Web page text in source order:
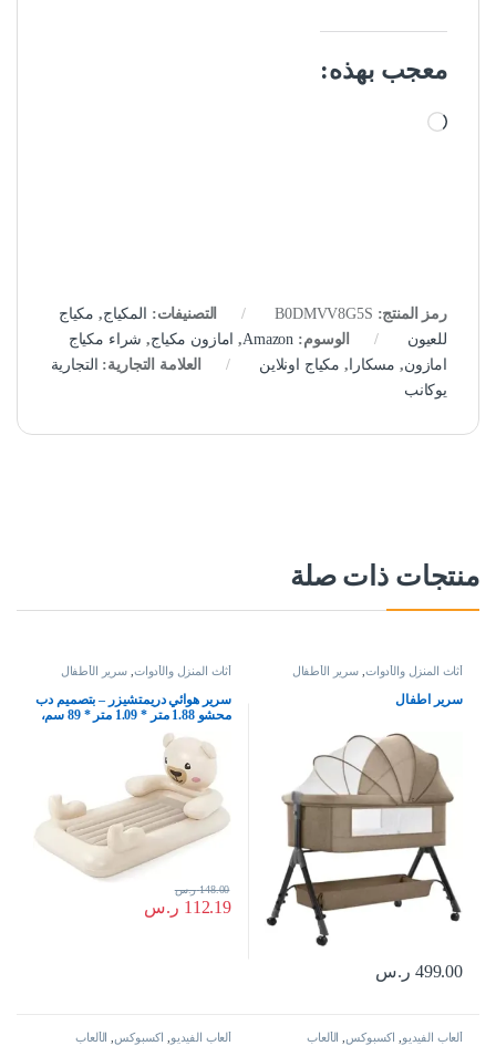
معجب بهذه:
جاري التحميل…
رمز المنتج: B0DMVV8G5S التصنيفات: المكياج, مكياج
للعيون
الوسوم: Amazon
, امازون مكياج, شراء مكياج
امازون, مسكارا , مكياج اونلاين العلامة التجارية: التجارية
يوكانب
منتجات ذات صلة
أثاث المنزل والأدوات, سرير الأطفال
سرير اطفال
499.00 ر.س
أثاث المنزل والأدوات, سرير الأطفال
سرير هوائي دريمتشيزر – بتصميم دب
محشو 1.88 متر * 1.09 متر * 89 سم،
من بي دبليو
112.19 ر.س
148.00 ر.س
ألعاب الفيديو, اكسبوكس, الألعاب ألعاب الفيديو, اكسبوكس, الألعاب